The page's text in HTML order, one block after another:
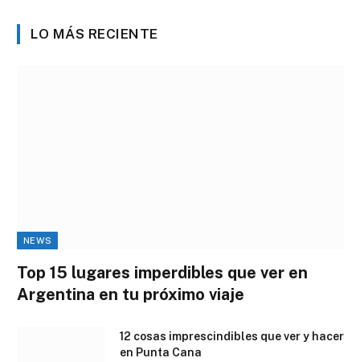
LO MÁS RECIENTE
NEWS
Top 15 lugares imperdibles que ver en
Argentina en tu próximo viaje
12 cosas imprescindibles que ver y hacer
en Punta Cana